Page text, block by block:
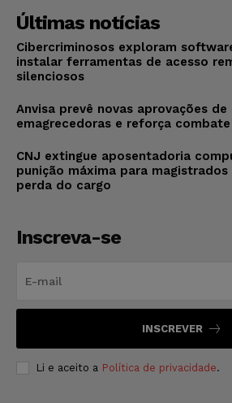
Últimas notícias
Cibercriminosos exploram
instalar ferramentas de acesso
silenciosos
Anvisa prevê novas aprovações de
emagrecedoras e reforça
CNJ extingue aposentadoria
punição máxima para
perda do cargo
Inscreva-se
INSCREVER
Li e aceito a Política de privacidade.